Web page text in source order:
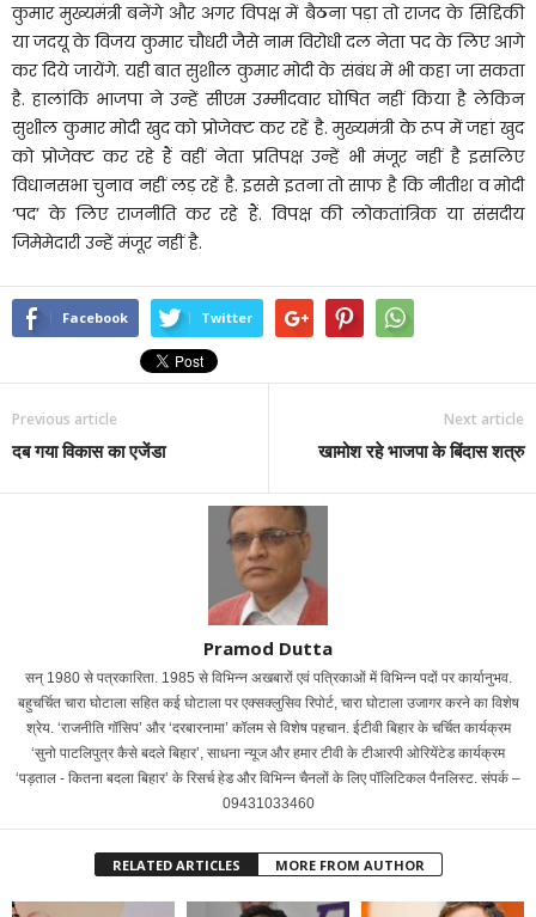
कुमार मुख्यमंत्री बनेंगे और अगर विपक्ष में बैठना पड़ा तो राजद के सिद्दिकी
या जदयू के विजय कुमार चौधरी जैसे नाम विरोधी दल नेता पद के लिए आगे
कर दिये जायेंगे. यही बात सुशील कुमार मोदी के संबंध में भी कहा जा सकता
है. हालांकि भाजपा ने उन्हें सीएम उम्मीदवार घोषित नहीं किया है लेकिन
सुशील कुमार मोदी खुद को प्रोजेक्ट कर रहें है. मुख्यमंत्री के रूप में जहां खुद
को प्रोजेक्ट कर रहे हैं वहीं नेता प्रतिपक्ष उन्हें भी मंजूर नहीं है इसलिए
विधानसभा चुनाव नहीं लड़ रहें है. इससे इतना तो साफ है कि नीतीश व मोदी
‘पद’ के लिए राजनीति कर रहे हैं. विपक्ष की लोकतांत्रिक या संसदीय
जिमेमेदारी उन्हें मंजूर नहीं है.
Facebook Twitter
Previous article
दब गया विकास का एजेंडा
Next article
खामोश रहे भाजपा के बिंदास शत्रु
Pramod Dutta
सन् 1980 से पत्रकारिता. 1985 से विभिन्न अखबारों एवं पत्रिकाओं में विभिन्न पदों पर कार्यानुभव.
बहुचर्चित चारा घोटाला सहित कई घोटाला पर एक्सक्लुसिव रिपोर्ट, चारा घोटाला उजागर करने का विशेष
श्रेय. ‘राजनीति गॉसिप’ और ‘दरबारनामा’ कॉलम से विशेष पहचान. ईटीवी बिहार के चर्चित कार्यक्रम
‘सुनो पाटलिपुत्र कैसे बदले बिहार’, साधना न्यूज और हमार टीवी के टीआरपी ओरियेंटेड कार्यक्रम
‘पड़ताल - कितना बदला बिहार’ के रिसर्च हेड और विभिन्न चैनलों के लिए पॉलिटिकल पैनलिस्ट. संपर्क –
09431033460
RELATED ARTICLES MORE FROM AUTHOR